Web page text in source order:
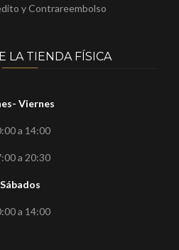
y Contrareembolso
LA TIENDA FÍSICA
Viernes
a 14:00
a 20:30
Sábados
a 14:00